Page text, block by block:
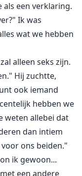
als een verklaring.
Ik was
wat we hebben
alleen seks zijn.
Hij zuchtte,
ook iemand
hebben we
weten allebei dat
dan intiem
ons beiden."
ik gewoon...
een andere